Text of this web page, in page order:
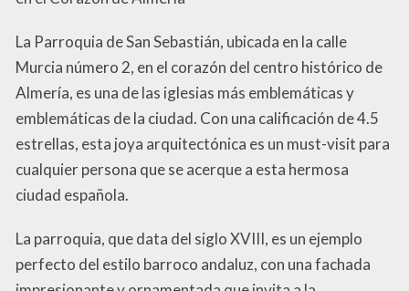
La Parroquia de San Sebastián, ubicada en la calle
Murcia número 2, en el corazón del centro histórico de
Almería, es una de las iglesias más emblemáticas y
emblemáticas de la ciudad. Con una calificación de 4.5
estrellas, esta joya arquitectónica es un must-visit para
cualquier persona que se acerque a esta hermosa
ciudad española.
La parroquia, que data del siglo XVIII, es un ejemplo
perfecto del estilo barroco andaluz, con una fachada